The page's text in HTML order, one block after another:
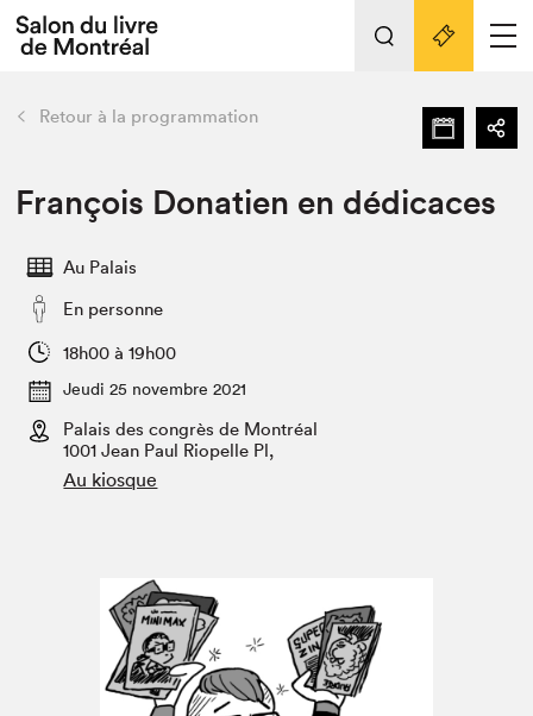
Espace médias
Espace exposant⋅e⋅s
Espace pro
Tout sur l'édition 2022
Actualités
Vidéos et Balados
Club de lecture Braindate
retour Nos activités
Édition 2022
Planifier sa visite
Projets partenaires 2022
Archives
Liens pratiques
Retour à la programmation
François Donatien en dédicaces
Au Palais
En personne
18h00 à 19h00
Jeudi 25 novembre 2021
Palais des congrès de Montréal
1001 Jean Paul Riopelle Pl,
Au kiosque